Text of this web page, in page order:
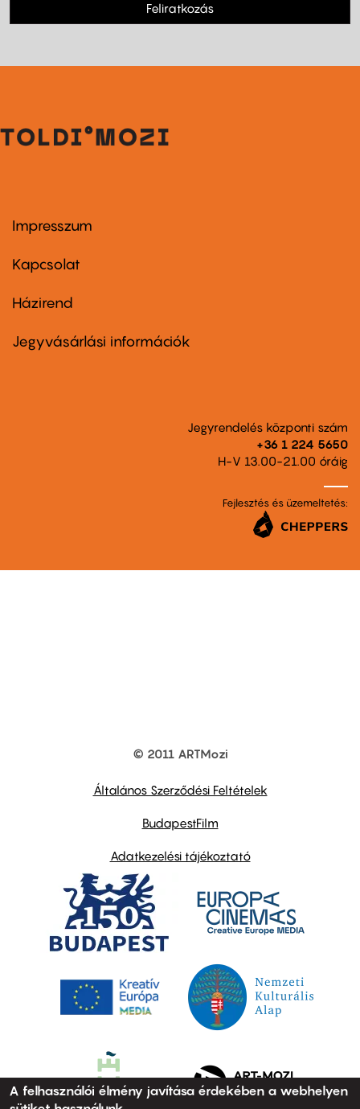
Feliratkozás
Footer
first
Impresszum
Kapcsolat
Footer
second
Házirend
Jegyvásárlási információk
Jegyrendelés központi szám
+36 1 224 5650
H-V 13.00-21.00 óráig
Fejlesztés és üzemeltetés:
© 2011 ARTMozi
Általános Szerződési Feltételek
BudapestFilm
Adatkezelési tájékoztató
A felhasználói élmény javítása érdekében a webhelyen